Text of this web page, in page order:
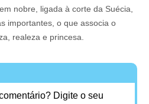
nobre, ligada à corte da Suécia,
importantes, o que associa o
realeza e princesa.
Digite o seu